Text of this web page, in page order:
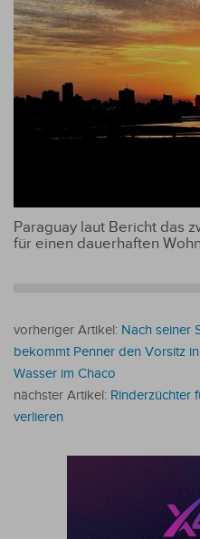
Paraguay laut Bericht das
für einen dauerhaften
vorheriger Artikel: Nach seiner
bekommt Penner den Vorsitz
Wasser im Chaco
nächster Artikel: Rinderzüchter
verlieren